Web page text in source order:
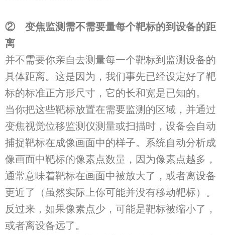
② 变焦监测 需不需要量每个靶标的到设备的距
离
并不需要你亲自去测量每一个靶标到监测设备的
具体距离。这是因为，我们事先已经设定好了靶
标的标准正方形尺寸，它的长和宽是已知的。
当你把这些靶标放置在需要监测的区域，并通过
变焦视觉位移监测仪测量或扫描时，设备会自动
捕捉靶标在成像画面中的样子。系统自动分析成
像画面中靶标的像素点数量，因为像素点越多，
通常意味着靶标在画面中被放大了，或者离设备
更近了（虽然实际上你可能并没有移动靶标）。
反过来，如果像素点少，可能是靶标被缩小了，
或者离设备远了。